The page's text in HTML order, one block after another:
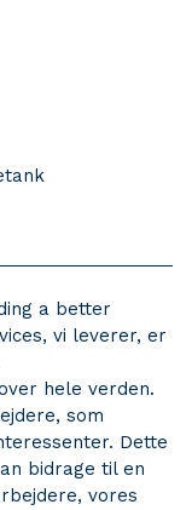
a better
vi leverer, er
hele verden.
som
Dette
bidrage til en
vores